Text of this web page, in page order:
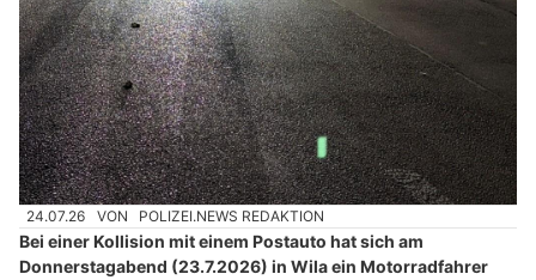
24.07.26 VON POLIZEI.NEWS REDAKTION
Bei einer Kollision mit einem Postauto hat sich am
Donnerstagabend (23.7.2026) in Wila ein Motorradfahrer